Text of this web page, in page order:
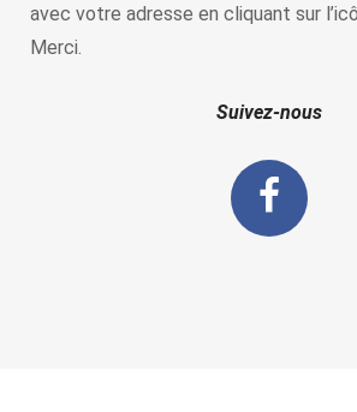
avec votre adresse en cliquant sur
Merci.
Suivez-nous